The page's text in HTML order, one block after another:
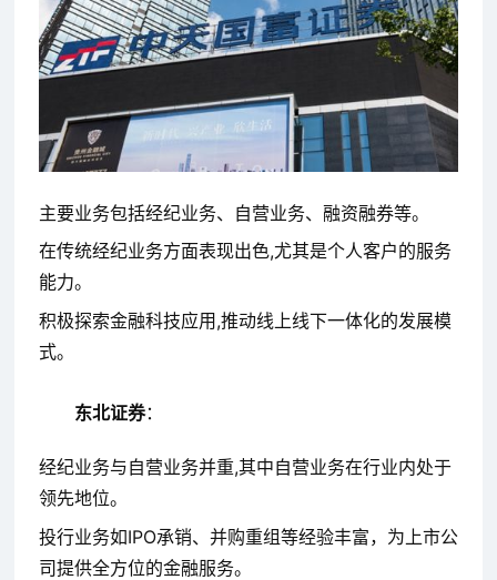
主要业务包括经纪业务、自营业务、融资融券等。
在传统经纪业务方面表现出色,尤其是个人客户的服务
能力。
积极探索金融科技应用,推动线上线下一体化的发展模
式。
东北证券：
经纪业务与自营业务并重,其中自营业务在行业内处于
领先地位。
投行业务如IPO承销、并购重组等经验丰富，为上市公
司提供全方位的金融服务。